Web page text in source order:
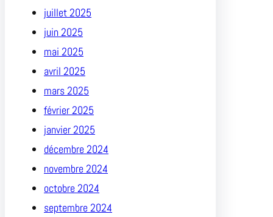
juillet 2025
juin 2025
mai 2025
avril 2025
mars 2025
février 2025
janvier 2025
décembre 2024
novembre 2024
octobre 2024
septembre 2024